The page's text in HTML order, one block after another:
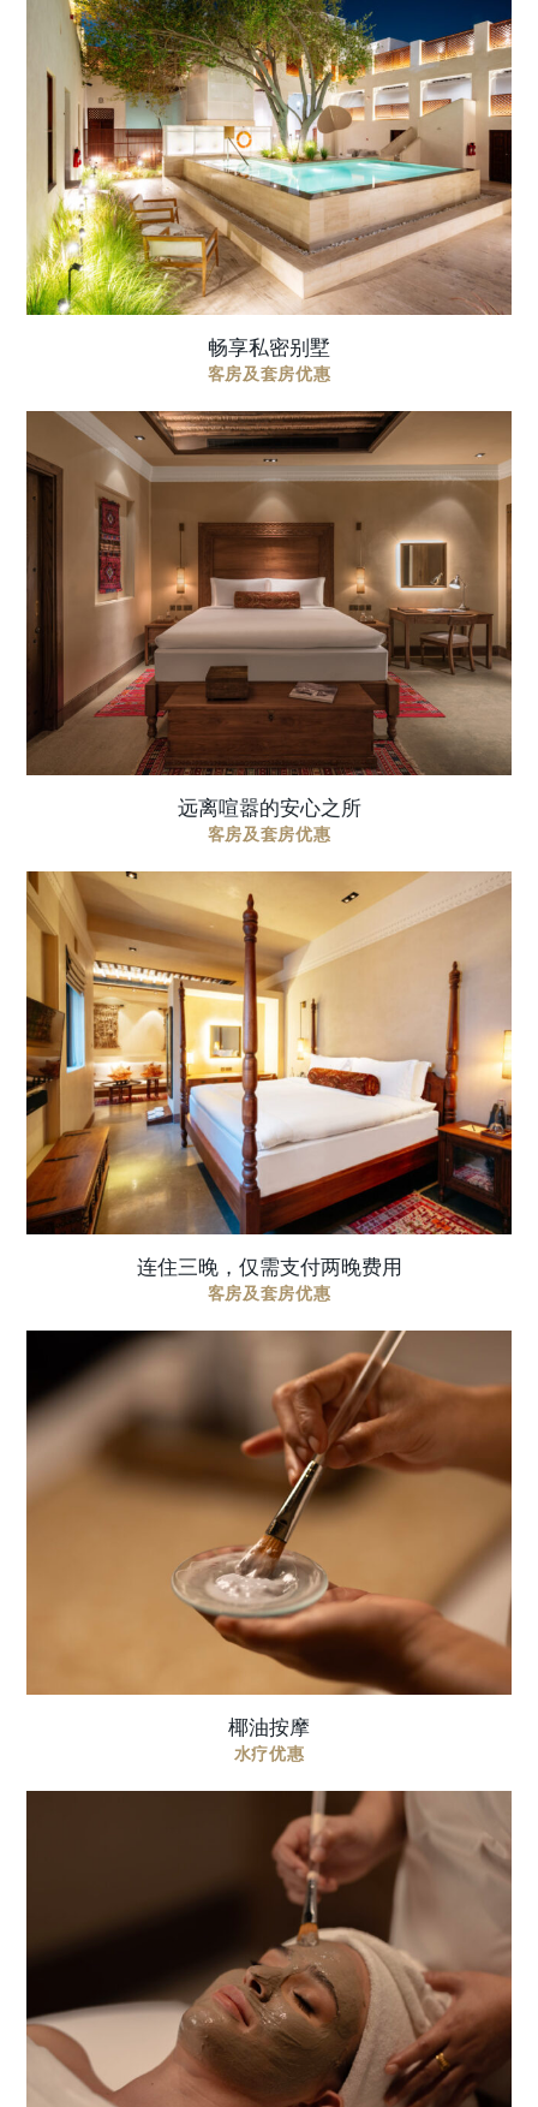
在充满历史韵味的私人别墅中放松身心，感受永恒
优雅与精心打造的奢华体验。度假村礼遇让您的住
宿更臻完美，可享受定制餐饮或焕活身心的水疗仪
式。 价格包含 在餐厅享用每日早餐 专享房价每晚 ...
畅享私密别墅
客房及套房优惠
今夏，在沙迦中心享受一场精致的人文避世之旅，
体验融合独特文化风情的阿联酋式假期。. 房价每晚
仅需 525AED 起 套餐包含: 每日于餐厅享用早餐 免费
升级至下一客房类别（不含套房 ...
远离喧嚣的安心之所
客房及套房优惠
延长您的住宿，与我们多享一晚。探索沙迦艺博澈
笛酒店的魅力，尽享专属礼遇、文化体验以及每一
处细节中的精致舒适。 套餐包含 住三晚，付两晚 房
型从豪华客房起订 每日于餐厅享用早餐 免费 ...
连住三晚，仅需支付两晚费用
客房及套房优惠
一场深度舒缓的疗愈之旅，旨在为身体带来清凉与
修复，融合轻柔的足部仪式与滋养全身的椰子油按
摩 价格包含: 60分钟 | 350AED 包含足部仪式及全身
椰子油按摩 条款与细则: 需提 ...
椰油按摩
水疗优惠
一款专为晒后肌肤打造的焕活 MarocMaroc 面部护
理，以舒缓的足部仪式开启，帮助肌肤恢复水润与
光泽 价格包含: 60 分钟 | 450 AED 包含足部仪式及
MarocMa ...